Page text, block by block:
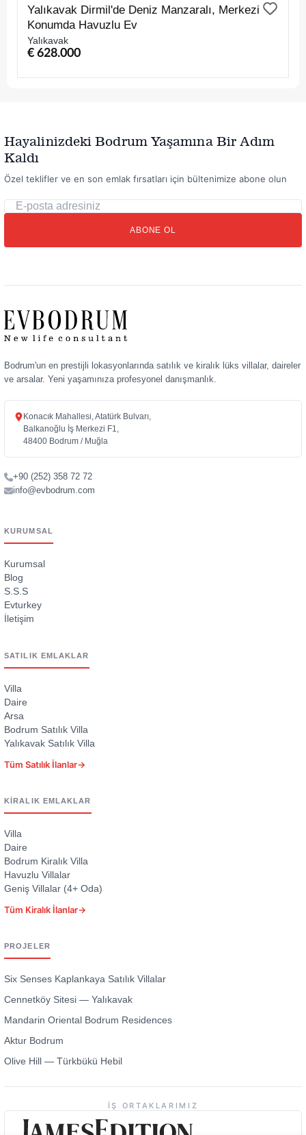
SATILIK
Yalıkavak Dirmil'de Deniz Manzaralı, Merkezi
Konumda Havuzlu Ev
Yalıkavak
€ 628.000
Hayalinizdeki Bodrum Yaşamına Bir Adım
Kaldı
Özel teklifler ve en son emlak fırsatları için bültenimize abone olun
posta
ABONE OL
Bodrum'un en prestijli lokasyonlarında satılık ve kiralık lüks villalar, daireler
ve arsalar. Yeni yaşamınıza profesyonel danışmanlık.
Konacık Mahallesi, Atatürk Bulvarı,
Balkanoğlu İş Merkezi F1,
48400 Bodrum / Muğla
+90 (252) 358 72 72
info@evbodrum.com
KURUMSAL
Kurumsal
Blog
S.S.S
Evturkey
İletişim
SATILIK EMLAKLAR
Villa
Daire
Arsa
Bodrum Satılık Villa
Yalıkavak Satılık Villa
Tüm Satılık İlanlar→
KIRALIK EMLAKLAR
Villa
Daire
Bodrum Kiralık Villa
Havuzlu Villalar
Geniş Villalar (4+ Oda)
Tüm Kiralık İlanlar→
PROJELER
Six Senses Kaplankaya Satılık Villalar
Cennetköy Sitesi — Yalıkavak
Mandarin Oriental Bodrum Residences
Aktur Bodrum
Olive Hill — Türkbükü Hebil
İŞ ORTAKLARIMIZ